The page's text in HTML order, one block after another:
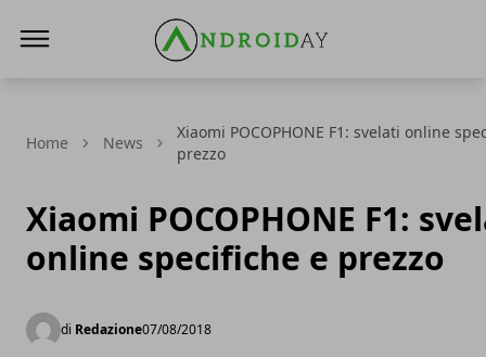
Home News
Xiaomi POCOPHONE F1: svelati online
prezzo
Xiaomi POCOPHONE F1:
online specifiche e prezzo
di Redazione07/08/2018